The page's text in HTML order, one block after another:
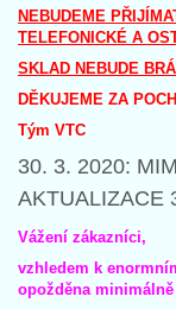
NEBUDEME
TELEFONICKÉ A
SKLAD NEBUDE
DĚKUJEME ZA
Tým VTC
30. 3. 2020:
AKTUALIZACE
Vážení zákazníci,
vzhledem k
opožděna minimálně